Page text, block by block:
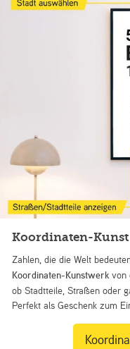
Koordinaten-Kunst
Zahlen, die die Welt
Koordinaten-Kunstwerk von
ob Stadtteile, Straßen oder
Perfekt als Geschenk zum